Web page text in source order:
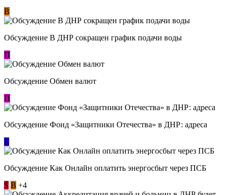
В
Обсуждение В ДНР сокращен график подачи воды
П
Обсуждение Обмен валют
П
Обсуждение Фонд «Защитники Отечества» в ДНР: адреса
L
Обсуждение ​Как Онлайн оплатить энергосбыт через ПСБ
S В +4